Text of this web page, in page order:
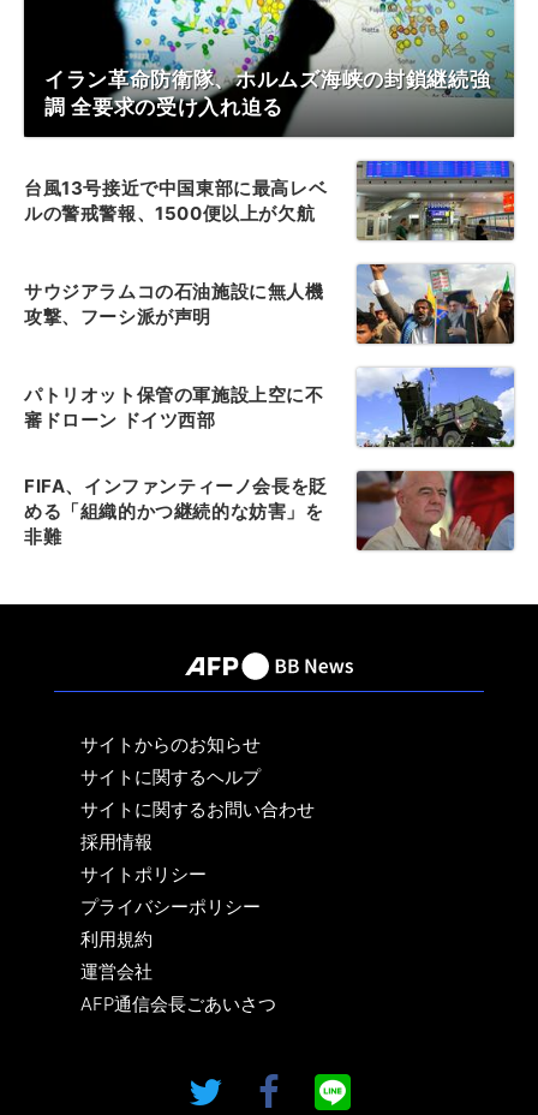
イラン革命防衛隊、ホルムズ海峡の封鎖継続強
調 全要求の受け入れ迫る
台風13号接近で中国東部に最高レベ
ルの警戒警報、1500便以上が欠航
サウジアラムコの石油施設に無人機
攻撃、フーシ派が声明
パトリオット保管の軍施設上空に不
審ドローン ドイツ西部
FIFA、インファンティーノ会長を貶
める「組織的かつ継続的な妨害」を
非難
サイトからのお知らせ
サイトに関するヘルプ
サイトに関するお問い合わせ
採用情報
サイトポリシー
プライバシーポリシー
利用規約
運営会社
AFP通信会長ごあいさつ